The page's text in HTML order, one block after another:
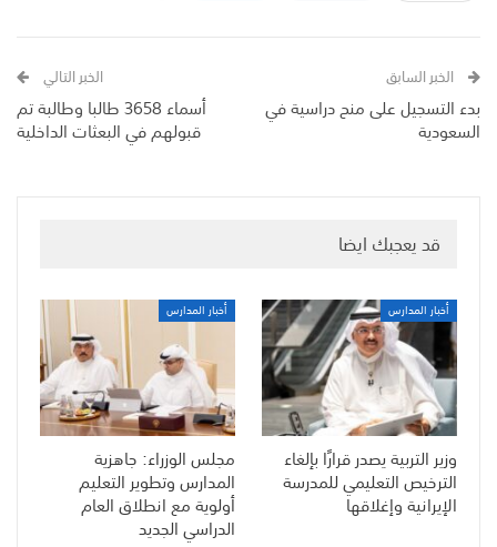
الخبر السابق
بدء التسجيل على منح دراسية في
السعودية
الخبر التالي
أسماء 3658 طالبا وطالبة تم
قبولهم في البعثات الداخلية
قد يعجبك ايضا
أخبار المدارس
وزير التربية يصدر قرارًا بإلغاء
الترخيص التعليمي للمدرسة
الإيرانية وإغلاقها
أخبار المدارس
مجلس الوزراء: جاهزية
المدارس وتطوير التعليم
أولوية مع انطلاق العام
الدراسي الجديد